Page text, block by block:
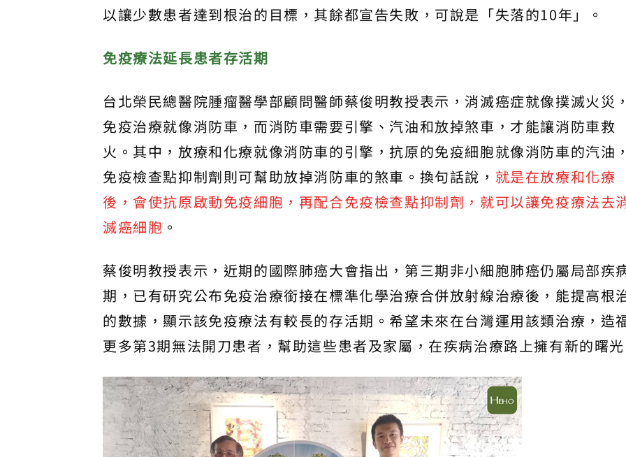
以讓少數患者達到根治的目標，其餘都宣告失敗，可說是「失落的10年」。
免疫療法延長患者存活期
台北榮民總醫院腫瘤醫學部顧問醫師蔡俊明教授表示，消滅癌症就像撲滅火災，
免疫治療就像消防車，而消防車需要引擎、汽油和放掉煞車，才能讓消防車救
火。其中，放療和化療就像消防車的引擎，抗原的免疫細胞就像消防車的汽油，
免疫檢查點抑制劑則可幫助放掉消防車的煞車。換句話說， 就是在放療和化療
後，會使抗原啟動免疫細胞，再配合免疫檢查點抑制劑，就可以讓免疫療法去
滅癌細胞 。
蔡俊明教授表示，近期的國際肺癌大會指出，第三期非小細胞肺癌仍屬局部疾
期，已有研究公布免疫治療銜接在標準化學治療合併放射線治療後，能提高根
的數據，顯示該免疫療法有較長的存活期。希望未來在台灣運用該類治療，造
更多第3期無法開刀患者，幫助這些患者及家屬，在疾病治療路上擁有新的曙光